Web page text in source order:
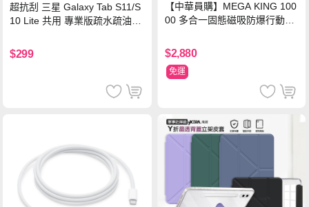
超抗刮 三星 Galaxy Tab S11/S
10 Lite 共用 專業版疏水疏油9H
$299
【中華員購】MEGA KING 100
00 多合一固態磁吸防爆行動電
$2,880
免運